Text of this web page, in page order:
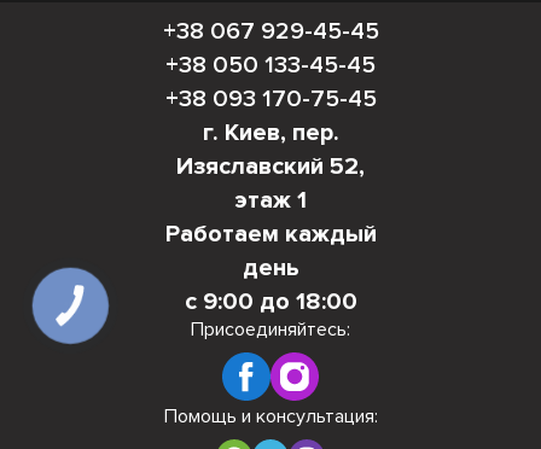
+38 067 929-45-45
+38 050 133-45-45
+38 093 170-75-45
г. Киев, пер.
Изяславский 52,
этаж 1
Работаем каждый
день
с 9:00 до 18:00
Присоединяйтесь:
Помощь и консультация:
КНОПКА
СВЯЗИ